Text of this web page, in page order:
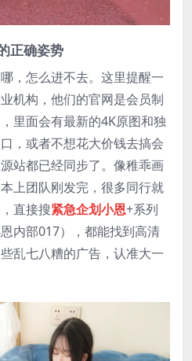
正确姿势
，怎么进不去。这里提醒一
机构，他们的官网是会员制
里面会有最新的4K原图和独
，或者不想花大价钱去搞会
站都已经同步了。像稚乖画
上团队刚发完，很多同行就
直接搜紧急企划小恩+系列
内部017），都能找到高清
乱七八糟的广告，认准大一